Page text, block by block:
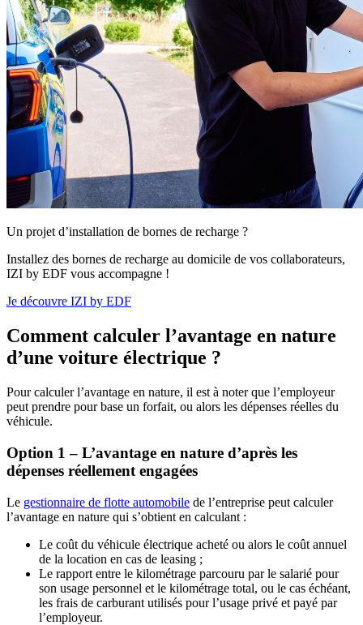
Un projet d’installation de bornes de recharge ?
Installez des bornes de recharge au domicile de vos collaborateurs,
IZI by EDF vous accompagne !
Je découvre IZI by EDF
Comment calculer l’avantage en nature
d’une voiture électrique ?
Pour calculer l’avantage en nature, il est à noter que l’employeur
peut prendre pour base un forfait, ou alors les dépenses réelles du
véhicule.
Option 1 – L’avantage en nature d’après les
dépenses réellement engagées
Le gestionnaire de flotte automobile de l’entreprise peut calculer
l’avantage en nature qui s’obtient en calculant :
Le coût du véhicule électrique acheté ou alors le coût annuel
de la location en cas de leasing ;
Le rapport entre le kilométrage parcouru par le salarié pour
son usage personnel et le kilométrage total, ou le cas échéant,
les frais de carburant utilisés pour l’usage privé et payé par
l’employeur.